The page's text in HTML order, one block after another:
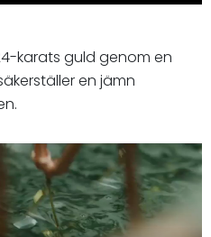
karats guld genom en
en jämn